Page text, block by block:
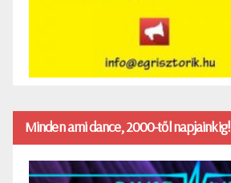
Minden ami dance, 2000-től napjainkig!